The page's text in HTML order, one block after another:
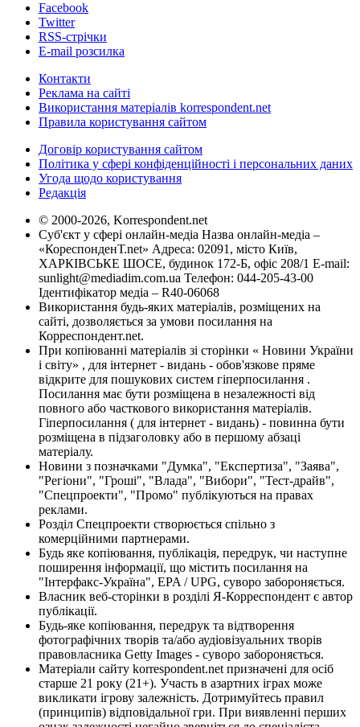
Facebook
Twitter
RSS-стрічки
E-mail розсилка
Контакти
Реклама на сайті
Використання матеріалів korrespondent.net
Правила користування сайтом
Договір користування сайтом
Політика у сфері конфіденційності і персональних даних
Угода щодо користування
Редакція
© 2000-2026, Korrespondent.net
Суб'єкт у сфері онлайн-медіа Назва онлайн-медіа –
«КореспонденТ.net» Адреса: 02091, місто Київ,
ХАРКІВСЬКЕ ШОСЕ, будинок 172-Б, офіс 208/1 E-mail:
sunlight@mediadim.com.ua Телефон: 044-205-43-00
Ідентифікатор медіа – R40-06068
Використання будь-яких матеріалів, розміщених на
сайті, дозволяється за умови посилання на
Корреспондент.net.
При копіюванні матеріалів зі сторінки « Новини України
і світу» , для інтернет - видань - обов'язкове пряме
відкрите для пошукових систем гіперпосилання .
Посилання має бути розміщена в незалежності від
повного або часткового використання матеріалів.
Гіперпосилання ( для інтернет - видань) - повинна бути
розміщена в підзаголовку або в першому абзаці
матеріалу.
Новини з позначками "Думка", "Експертиза", "Заява",
"Регіони", "Гроші", "Влада", "Вибори", "Тест-драйв",
"Спецпроекти", "Промо" публікуються на правах
реклами.
Розділ Спецпроекти створюється спільно з
комерційними партнерами.
Будь яке копіювання, публікація, передрук, чи наступне
поширення інформації, що містить посилання на
"Інтерфакс-Україна", EPA / UPG, суворо забороняється.
Власник веб-сторінки в розділі Я-Корреспондент є автор
публікації.
Будь-яке копіювання, передрук та відтворення
фотографічних творів та/або аудіовізуальних творів
правовласника Getty Images - суворо забороняється.
Матеріали сайту korrespondent.net призначені для осіб
старше 21 року (21+). Участь в азартних іграх може
викликати ігрову залежність. Дотримуйтесь правил
(принципів) відповідальної гри. При виявленні перших